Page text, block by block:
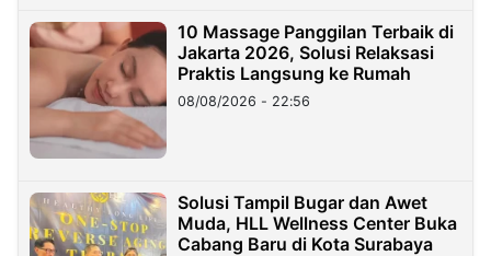
10 Massage Panggilan Terbaik di
Jakarta 2026, Solusi Relaksasi
Praktis Langsung ke Rumah
08/08/2026 - 22:56
Solusi Tampil Bugar dan Awet
Muda, HLL Wellness Center Buka
Cabang Baru di Kota Surabaya